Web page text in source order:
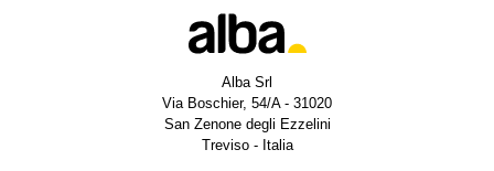
Alba Srl
Via Boschier, 54/A - 31020
San Zenone degli Ezzelini
Treviso - Italia